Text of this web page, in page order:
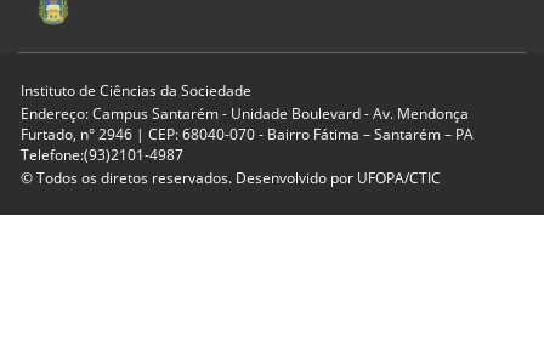
Instituto de Ciências da Sociedade
Endereço: Campus Santarém - Unidade Boulevard - Av. Mendonça
Furtado, n° 2946 | CEP: 68040-070 - Bairro Fátima – Santarém – PA
Telefone:(93)2101-4987
© Todos os diretos reservados. Desenvolvido por UFOPA/CTIC